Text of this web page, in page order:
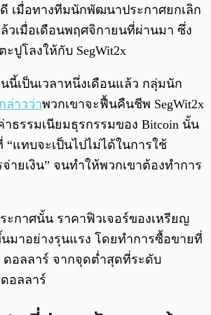
เมื่อทางทีมนักพัฒนาประกาศยกเลิก
ล้วเมื่อเดือนพฤศจิกายนที่ผ่านมา ซึ่ง
ปูโลงให้กับ SegWit2x
นี้เป็นเวลาหนึ่งเดือนแล้ว กลุ่มนัก
กล่าวว่าพวกเขาจะฟื้นคืนชีพ SegWit2x
ธรรมเนียมธุรกรรมของ Bitcoin นั้น
“แทบจะเป็นไปไม่ได้ในการใช้
ายเงิน” จนทำให้พวกเขาต้องทำการ
ะกาศนั้น ราคาฟิวเจอร์ของเหรียญ
นมาอย่างรุนแรง โดยทำการซื้อขายที่
ดอลลาร์ จากจุดต่ำสุดที่ระดับ
อลลาร์